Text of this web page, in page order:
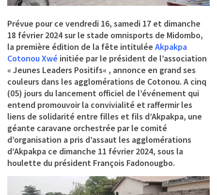
Prévue pour ce vendredi 16, samedi 17 et dimanche
18 février 2024 sur le stade omnisports de Midombo,
la première édition de la fête intitulée Akpakpa
Cotonou Xwé initiée par le président de l’association
« Jeunes Leaders Positifs« , annonce en grand ses
couleurs dans les agglomérations de Cotonou. A cinq
(05) jours du lancement officiel de l’événement qui
entend promouvoir la convivialité et raffermir les
liens de solidarité entre filles et fils d’Akpakpa, une
géante caravane orchestrée par le comité
d’organisation a pris d’assaut les agglomérations
d’Akpakpa ce dimanche 11 février 2024, sous la
houlette du président François Fadonougbo.